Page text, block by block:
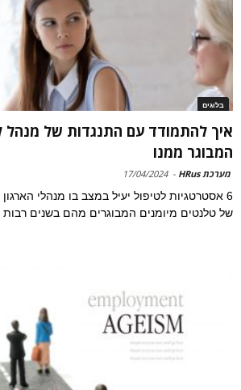
בלוגים
איך להתמודד עם התנגדות של מנהל
המבוגר ממנו
מערכת HRus -
17/04/2024
6 אסטרטגיות לטיפול יעיל במצב בו מנהלי
של טלנטים מיומנים המבוגרים מהם בשנים רבות